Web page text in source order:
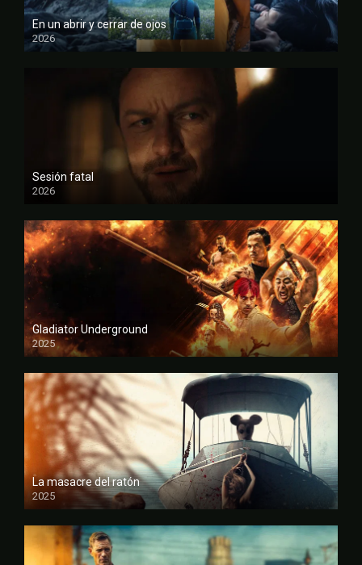
En un abrir y cerrar de ojos
2026
FULL HD
Sesión fatal
2026
FULL HD
Gladiator Underground
2025
FULL HD
La masacre del ratón
2025
FULL HD